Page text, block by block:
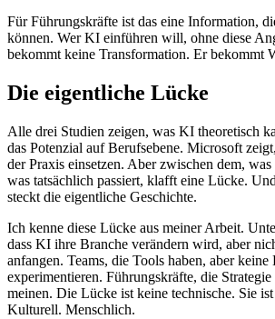
Für Führungskräfte ist das eine Information,
können. Wer KI einführen will, ohne diese
bekommt keine Transformation. Er bekommt
Die eigentliche Lücke
Alle drei Studien zeigen, was KI theoretisch
das Potenzial auf Berufsebene. Microsoft
der Praxis einsetzen. Aber zwischen dem,
was tatsächlich passiert, klafft eine Lücke.
steckt die eigentliche Geschichte.
Ich kenne diese Lücke aus meiner Arbeit.
dass KI ihre Branche verändern wird, aber
anfangen. Teams, die Tools haben, aber keine
experimentieren. Führungskräfte, die
meinen. Die Lücke ist keine technische. Sie
Kulturell. Menschlich.